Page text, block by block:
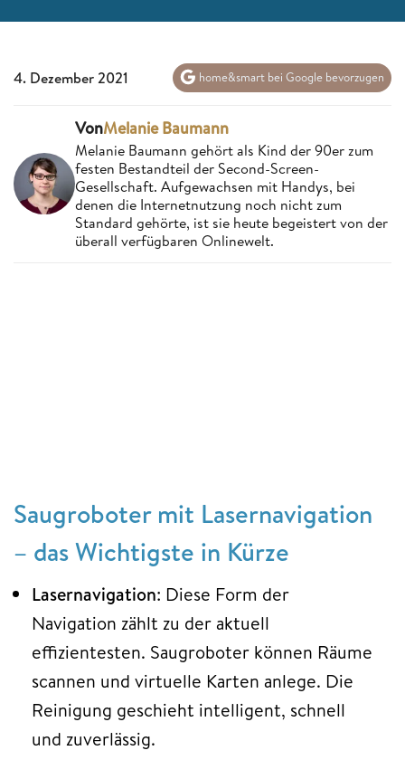
4. Dezember 2021 home&smart bei Google bevorzugen
VonMelanie Baumann
Melanie Baumann gehört als Kind der 90er zum
festen Bestandteil der Second-Screen-
Gesellschaft. Aufgewachsen mit Handys, bei
denen die Internetnutzung noch nicht zum
Standard gehörte, ist sie heute begeistert von der
überall verfügbaren Onlinewelt.
Saugroboter mit Lasernavigation
– das Wichtigste in Kürze
Lasernavigation: Diese Form der
Navigation zählt zu der aktuell
effizientesten. Saugroboter können Räume
scannen und virtuelle Karten anlege. Die
Reinigung geschieht intelligent, schnell
und zuverlässig.